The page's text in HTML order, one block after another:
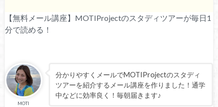
【無料メール講座】MOTIProjectのスタディツアーが毎日1
分で読める！
MOTI
分かりやすくメールでMOTIProjectのスタディ
ツアーを紹介するメール講座を作りました！通学
中などに効率良く！毎朝届きます♪